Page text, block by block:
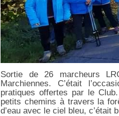
Sortie de 26 marcheurs
Marchiennes. C’était
pratiques offertes par le
petits chemins à travers la
d’eau avec le ciel bleu, c’était